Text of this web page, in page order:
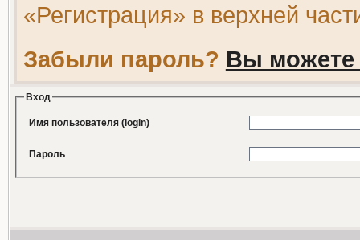
«Регистрация» в верхней
Забыли пароль? Вы можете
Вход
Имя пользователя (login)
Пароль